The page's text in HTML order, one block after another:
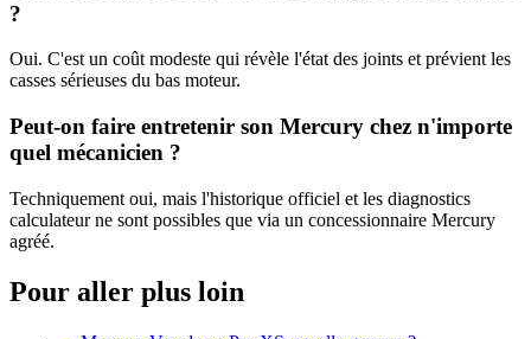
?
Oui. C'est un coût modeste qui révèle l'état des joints et prévient les
casses sérieuses du bas moteur.
Peut-on faire entretenir son Mercury chez n'importe
quel mécanicien ?
Techniquement oui, mais l'historique officiel et les diagnostics
calculateur ne sont possibles que via un concessionnaire Mercury
agréé.
Pour aller plus loin